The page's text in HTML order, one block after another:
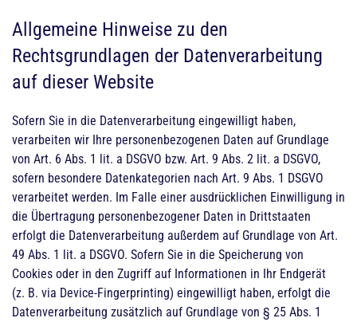
Allgemeine Hinweise zu den
Rechtsgrundlagen der Datenverarbeitung
auf dieser Website
Sofern Sie in die Datenverarbeitung eingewilligt haben,
verarbeiten wir Ihre personenbezogenen Daten auf Grundlage
von Art. 6 Abs. 1 lit. a DSGVO bzw. Art. 9 Abs. 2 lit. a DSGVO,
sofern besondere Datenkategorien nach Art. 9 Abs. 1 DSGVO
verarbeitet werden. Im Falle einer ausdrücklichen Einwilligung in
die Übertragung personenbezogener Daten in Drittstaaten
erfolgt die Datenverarbeitung außerdem auf Grundlage von Art.
49 Abs. 1 lit. a DSGVO. Sofern Sie in die Speicherung von
Cookies oder in den Zugriff auf Informationen in Ihr Endgerät
(z. B. via Device-Fingerprinting) eingewilligt haben, erfolgt die
Datenverarbeitung zusätzlich auf Grundlage von § 25 Abs. 1